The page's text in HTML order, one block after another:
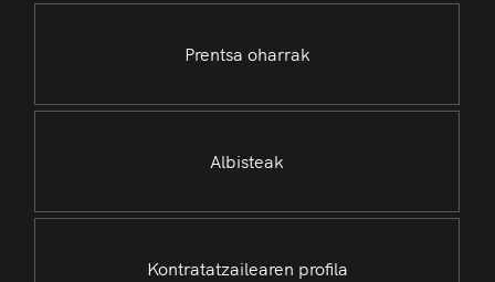
Prentsa oharrak
Albisteak
Kontratatzailearen profila